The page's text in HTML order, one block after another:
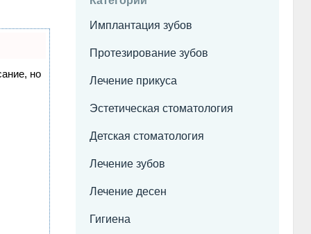
но
Имплантация зубов
Протезирование зубов
Лечение прикуса
Эстетическая стоматология
Детская стоматология
Лечение зубов
Лечение десен
Гигиена